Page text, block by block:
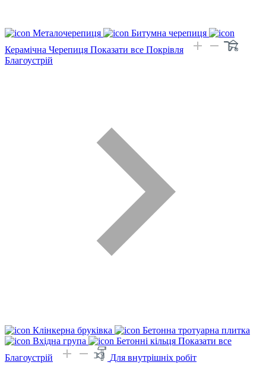
Металочерепиця
Битумна черепиця
Керамічна Черепиця Показати все Покрівля
Благоустрій
Клінкерна бруківка
Бетонна тротуарна плитка
Вхідна група
Бетонні кільця Показати все
Благоустрій
Для внутрішніх робіт